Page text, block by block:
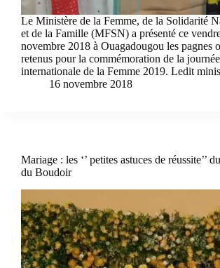
Le Ministère de la Femme, de la Solidarité
et de la Famille (MFSN) a présenté ce
novembre 2018 à Ouagadougou les pagnes
retenus pour la commémoration de la journée
internationale de la Femme 2019. Ledit
16 novembre 2018
Mariage : les ‘’ petites astuces de réussite’’
du Boudoir